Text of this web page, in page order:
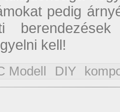
pedig
kell!
Modell DIY